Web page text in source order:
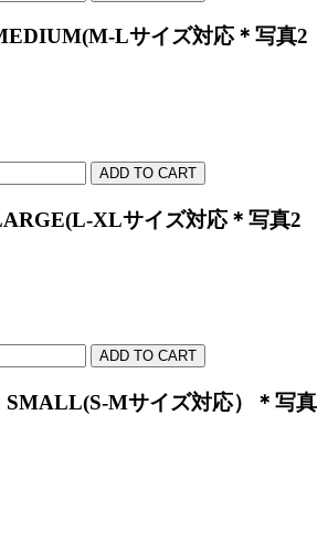
Lサイズ対応＊写真2
XLサイズ対応＊写真2
SMALL(S-Mサイズ対応）＊写真